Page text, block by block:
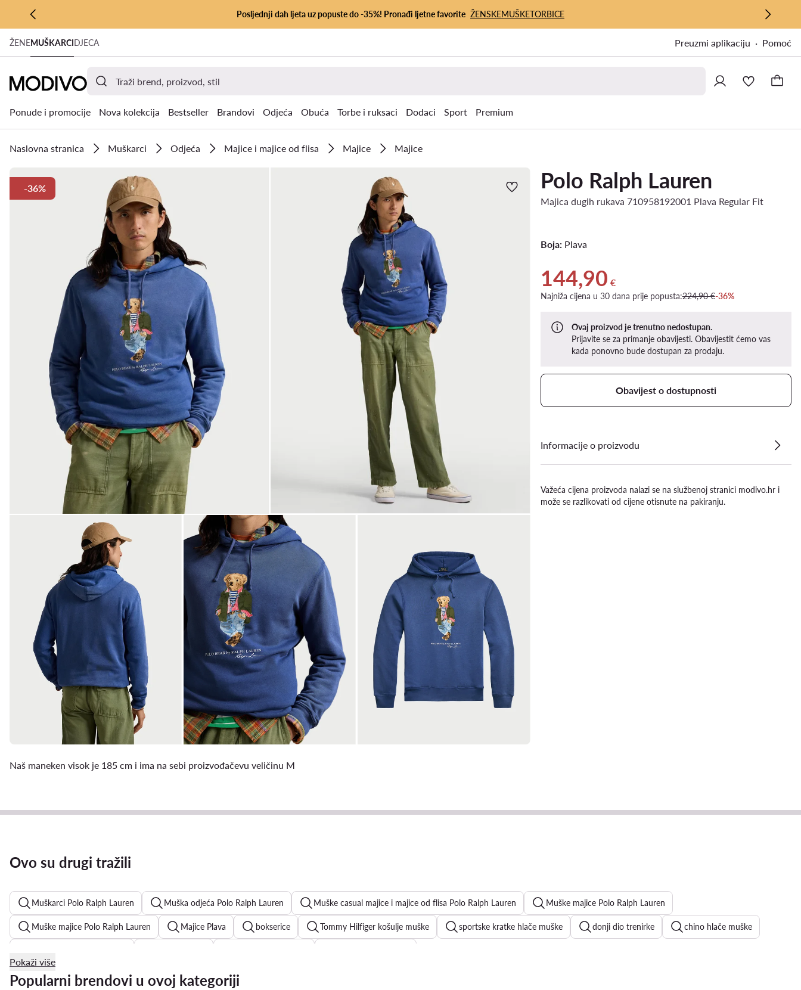
PRIJEĐI NA GLAVNI SADRŽAJ
PRIJEĐI NA PRETRAŽIVANJE
Posljednji dah ljeta uz popuste do -35%! Pronađi ljetne favorite ŽENSKEMUŠKETORBICE
ŽENEMUŠKARCIDJECA Preuzmi aplikaciju Pomoć
Ponude i promocije Nova kolekcija Bestseller Brandovi Odjeća Obuća Torbe i ruksaci Dodaci Sport Premium
Naslovna stranica Muškarci Odjeća Majice i majice od flisa Majice Majice
Naš maneken visok je 185 cm i ima na sebi proizvođačevu veličinu M
-36% Polo Ralph Lauren
Majica dugih rukava 710958192001 Plava Regular Fit
Boja:Plava
Trenutna cijena 144,90 €
144,90 €
Najniža cijena u 30 dana prije popusta:224,90 €-36%
Ovaj proizvod je trenutno nedostupan.
Prijavite se za primanje obavijesti. Obavijestit ćemo vas
kada ponovno bude dostupan za prodaju.
Obavijest o dostupnosti
Informacije o proizvodu
Važeća cijena proizvoda nalazi se na službenoj stranici modivo.hr i
može se razlikovati od cijene otisnute na pakiranju.
Ovo su drugi tražili
Muškarci Polo Ralph Lauren Muška odjeća Polo Ralph Lauren Muške casual majice i majice od flisa Polo Ralph Lauren Muške majice Polo Ralph Lauren
Muške majice Polo Ralph Lauren Majice Plava bokserice Tommy Hilfiger košulje muške sportske kratke hlače muške donji dio trenirke chino hlače muške
crne košulje muške Quiksilver kupaće hlače muške
Pokaži više
Popularni brendovi u ovoj kategoriji